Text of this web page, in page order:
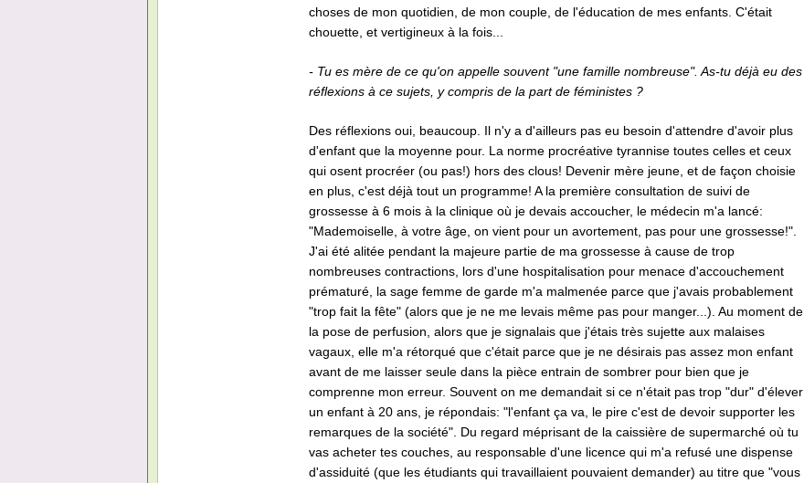
choses de mon quotidien, de mon couple, de l'éducation de mes enfants. C'était
chouette, et vertigineux à la fois...
- Tu es mère de ce qu'on appelle souvent "une famille nombreuse". As-tu déjà eu des
réflexions à ce sujets, y compris de la part de féministes ?
Des réflexions oui, beaucoup. Il n'y a d'ailleurs pas eu besoin d'attendre d'avoir plus
d'enfant que la moyenne pour. La norme procréative tyrannise toutes celles et ceux
qui osent procréer (ou pas!) hors des clous! Devenir mère jeune, et de façon choisie
en plus, c'est déjà tout un programme! A la première consultation de suivi de
grossesse à 6 mois à la clinique où je devais accoucher, le médecin m'a lancé:
"Mademoiselle, à votre âge, on vient pour un avortement, pas pour une grossesse!".
J'ai été alitée pendant la majeure partie de ma grossesse à cause de trop
nombreuses contractions, lors d'une hospitalisation pour menace d'accouchement
prématuré, la sage femme de garde m'a malmenée parce que j'avais probablement
"trop fait la fête" (alors que je ne me levais même pas pour manger...). Au moment de
la pose de perfusion, alors que je signalais que j'étais très sujette aux malaises
vagaux, elle m'a rétorqué que c'était parce que je ne désirais pas assez mon enfant
avant de me laisser seule dans la pièce entrain de sombrer pour bien que je
comprenne mon erreur. Souvent on me demandait si ce n'était pas trop "dur" d'élever
un enfant à 20 ans, je répondais: "l'enfant ça va, le pire c'est de devoir supporter les
remarques de la société". Du regard méprisant de la caissière de supermarché où tu
vas acheter tes couches, au responsable d'une licence qui m'a refusé une dispense
d'assiduité (que les étudiants qui travaillaient pouvaient demander) au titre que "vous